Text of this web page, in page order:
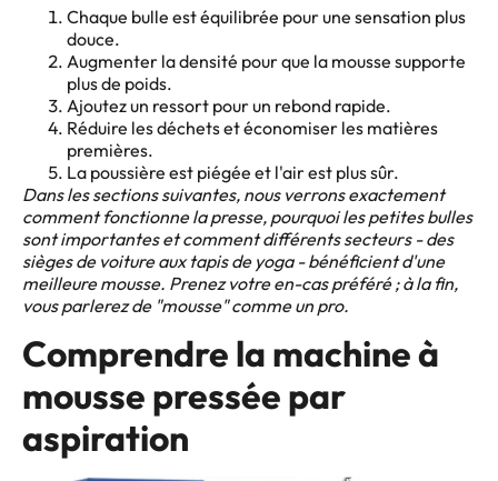
Chaque bulle est équilibrée pour une sensation plus
douce.
Augmenter la densité pour que la mousse supporte
plus de poids.
Ajoutez un ressort pour un rebond rapide.
Réduire les déchets et économiser les matières
premières.
La poussière est piégée et l'air est plus sûr.
Dans les sections suivantes, nous verrons exactement
comment fonctionne la presse, pourquoi les petites bulles
sont importantes et comment différents secteurs - des
sièges de voiture aux tapis de yoga - bénéficient d'une
meilleure mousse. Prenez votre en-cas préféré ; à la fin,
vous parlerez de "mousse" comme un pro.
Comprendre la machine à
mousse pressée par
aspiration